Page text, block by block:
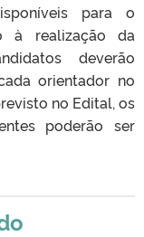
para o
à realização da
deverão
orientador no
no Edital, os
poderão ser